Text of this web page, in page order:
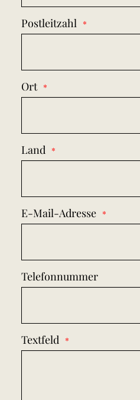
Postleitzahl
Ort
Land
E-Mail-Adresse
Telefonnummer
Textfeld